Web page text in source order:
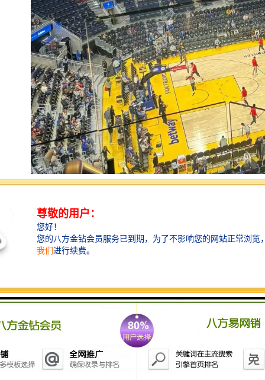
同步时钟系统的功能包括以下几个方面：
1. **时间同步**：确保不同设备或系统之间的时间保持
一致，避免因时间差异而导致的错误和混淆。
中，确保数据的时间戳一致，有助于维护数据的一致性
和准确性。
3. **事件协调**：在多设备协同工作的环境中，能够协
调各个设备的操作时间，以实现的事件触发和响应。
4. **故障监测**：通过监控时钟的同步状态，可以及时